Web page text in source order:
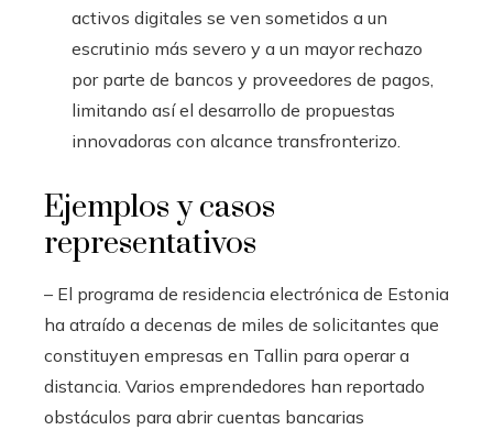
activos digitales se ven sometidos a un
escrutinio más severo y a un mayor rechazo
por parte de bancos y proveedores de pagos,
limitando así el desarrollo de propuestas
innovadoras con alcance transfronterizo.
Ejemplos y casos
representativos
– El programa de residencia electrónica de Estonia
ha atraído a decenas de miles de solicitantes que
constituyen empresas en Tallin para operar a
distancia. Varios emprendedores han reportado
obstáculos para abrir cuentas bancarias